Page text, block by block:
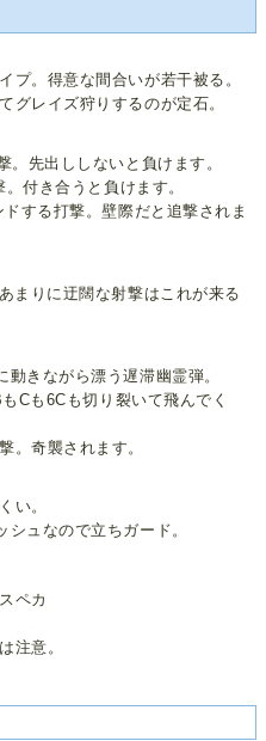
プ。得意な間合いが若干被る。
グレイズ狩りするのが定石。
先出ししないと負けます。
付き合うと負けます。
する打撃。壁際だと追撃されま
まりに迂闊な射撃はこれが来る
きながら漂う遅滞幽霊弾。
Cも6Cも切り裂いて飛んでく
。奇襲されます。
い。
ュなので立ちガード。
ペカ
注意。